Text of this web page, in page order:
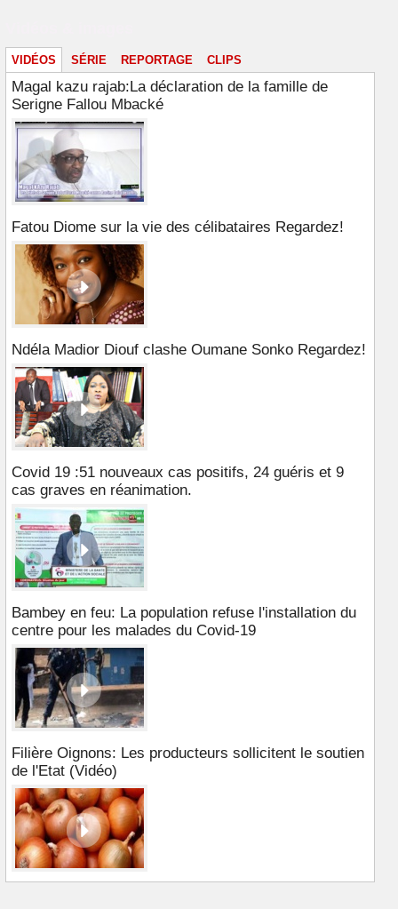
VIDÉOS SÉRIE REPORTAGE CLIPS
Magal kazu rajab:La déclaration de la famille de
Serigne Fallou Mbacké
Fatou Diome sur la vie des célibataires Regardez!
Ndéla Madior Diouf clashe Oumane Sonko Regardez!
Covid 19 :51 nouveaux cas positifs, 24 guéris et 9
cas graves en réanimation.
Bambey en feu: La population refuse l'installation du
centre pour les malades du Covid-19
Filière Oignons: Les producteurs sollicitent le soutien
de l'Etat (Vidéo)